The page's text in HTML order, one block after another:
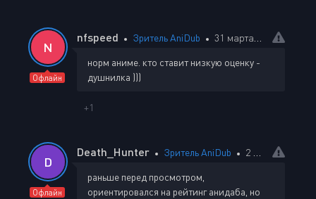
N
Офлайн
nfspeed Зритель AniDub 31 марта 2026 12:52
норм аниме. кто ставит низкую оценку -
душнилка )))
+1
D
Офлайн
Death_Hunter Зритель AniDub 2 апреля 2026 18:48
раньше перед просмотром,
ориентировался на рейтинг анидаба, но